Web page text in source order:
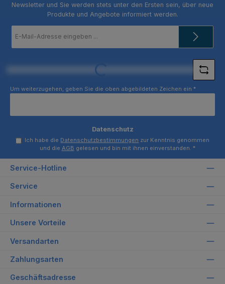
Newsletter und Sie werden stets unter den Ersten sein, über neue
Produkte und Angebote informiert werden.
Mail-
Loading...
Um weiterzugehen, geben Sie die oben abgebildeten Zeichen ein *
Datenschutz
Ich habe die Datenschutzbestimmungen zur Kenntnis genommen
und die AGB gelesen und bin mit ihnen einverstanden. *
Service-Hotline
Service
Informationen
Unsere Vorteile
Versandarten
Zahlungsarten
Geschäftsadresse